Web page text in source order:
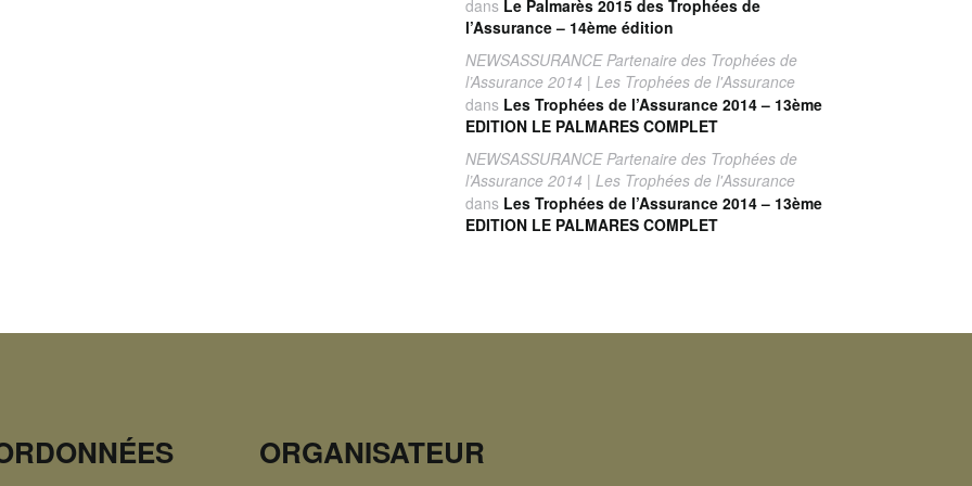
dans Le Palmarès 2015 des Trophées de
l’Assurance – 14ème édition
NEWSASSURANCE Partenaire des Trophées de
l’Assurance 2014 | Les Trophées de l'Assurance
dans Les Trophées de l’Assurance 2014 – 13ème
EDITION LE PALMARES COMPLET
NEWSASSURANCE Partenaire des Trophées de
l’Assurance 2014 | Les Trophées de l'Assurance
dans Les Trophées de l’Assurance 2014 – 13ème
EDITION LE PALMARES COMPLET
ORGANISATEUR